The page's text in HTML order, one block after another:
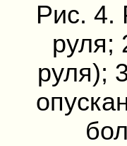
Рис. 4.
руля;
руля);